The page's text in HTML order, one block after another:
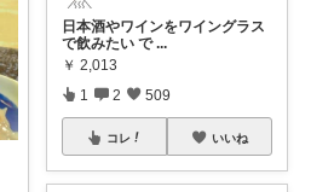
日本酒やワインをワイングラス
で飲みたい で ...
￥ 2,013
1 2 509
コレ いいね